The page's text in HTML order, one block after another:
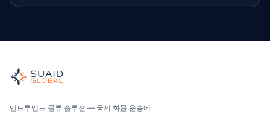
글로벌 해양, 항공, 육상, 통관 및 창고 관리를 위한 독립적인
해양, 항공 및 지상 — 운송업체 중립적으로 비교하고, 견적을
엔드투엔드 물류 솔루션 — 국제 화물 운송에